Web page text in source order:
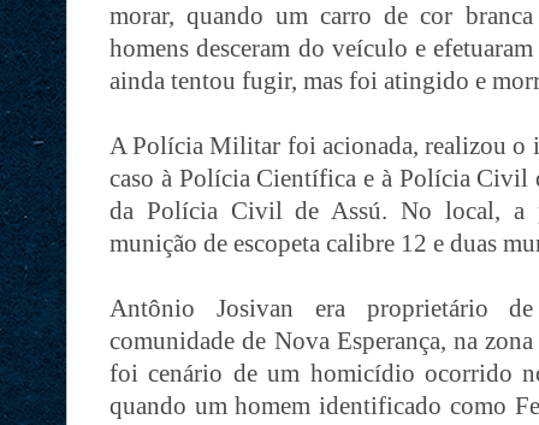
morar, quando um carro de cor
homens desceram do veículo e
ainda tentou fugir, mas foi atingido e
A Polícia Militar foi acionada, realizou o
caso à Polícia Científica e à Polícia Civil
da Polícia Civil de Assú. No local, a
munição de escopeta calibre 12 e duas
Antônio Josivan era proprietário
comunidade de Nova Esperança, na
foi cenário de um homicídio ocorrido
quando um homem identificado como